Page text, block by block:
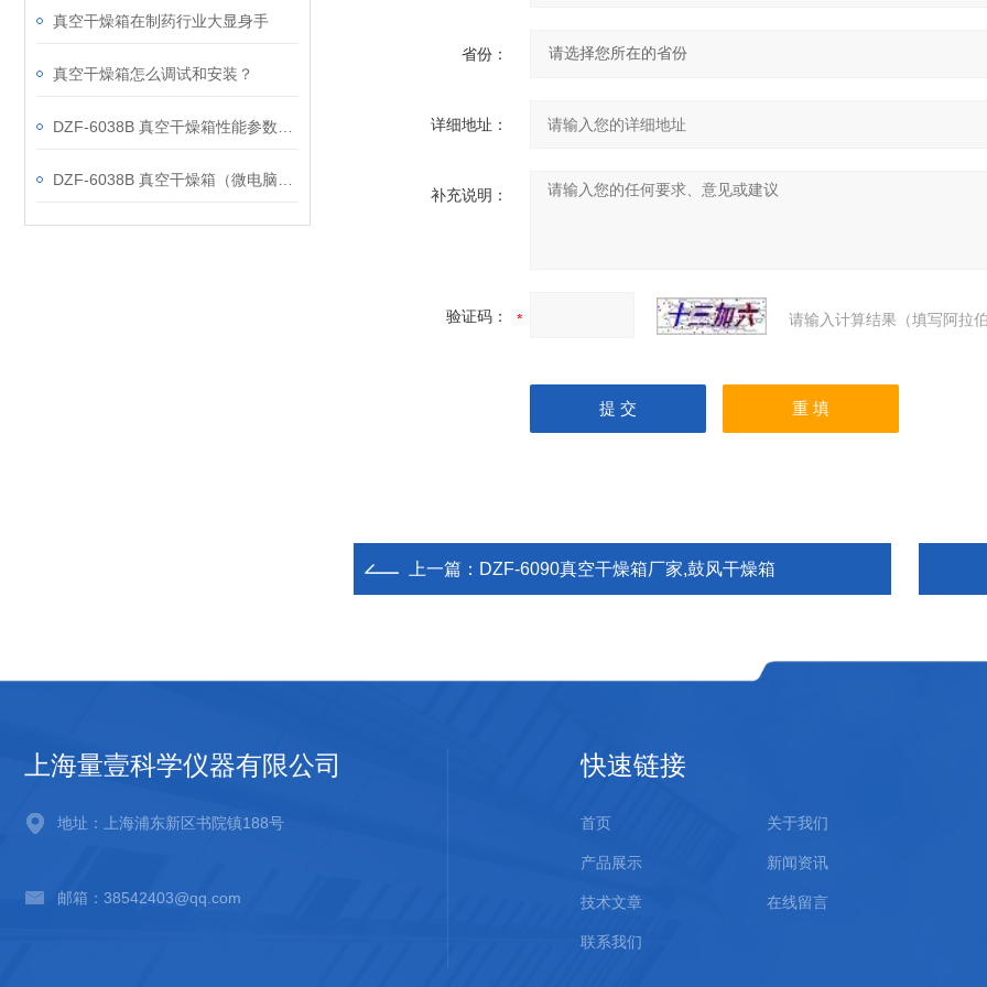
真空干燥箱在制药行业大显身手
真空干燥箱怎么调试和安装？
省份：
详细地址：
补充说明：
验证码： 请输入计算结果（填写阿拉
上一篇： DZF-6090真空干燥箱厂家,鼓风干燥箱
上海量壹科学仪器有限公司
地址：上海浦东新区书院镇188号
邮箱：38542403@qq.com
快速链接
首页 关于我们
产品展示 新闻资讯
技术文章 在线留言
联系我们